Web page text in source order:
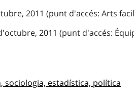
2011 (punt d'accés: Arts
2011 (punt d'accés:
sociologia, estadística, política